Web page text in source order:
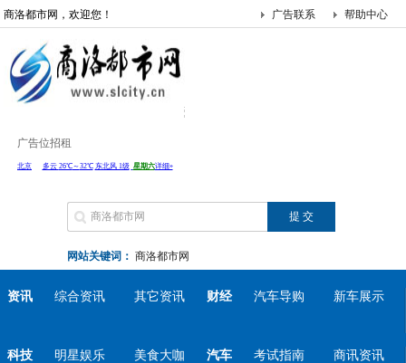
商洛都市网，欢迎您！ 帮助中心
广告联系
广告位招租
网站关键词： 商洛都市网
资讯 综合资讯 其它资讯 财经 汽车导购 新车展示
科技 明星娱乐 美食大咖 汽车 考试指南 商讯资讯